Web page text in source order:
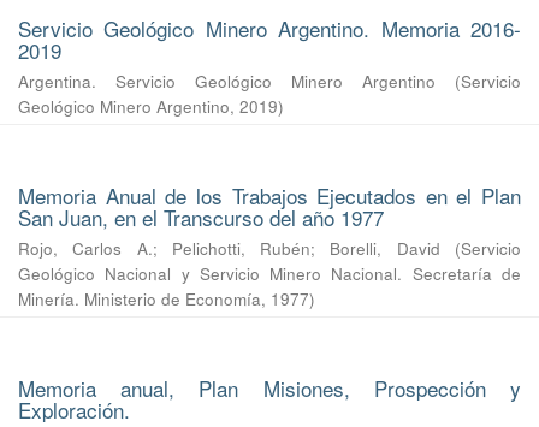
Servicio Geológico Minero Argentino. Memoria 2016-
2019
Argentina. Servicio Geológico Minero Argentino (Servicio
Geológico Minero Argentino, 2019)
Memoria Anual de los Trabajos Ejecutados en el Plan
San Juan, en el Transcurso del año 1977
Rojo, Carlos A.; Pelichotti, Rubén; Borelli, David (Servicio
Geológico Nacional y Servicio Minero Nacional. Secretaría de
Minería. Ministerio de Economía, 1977)
Memoria anual, Plan Misiones, Prospección y
Exploración.